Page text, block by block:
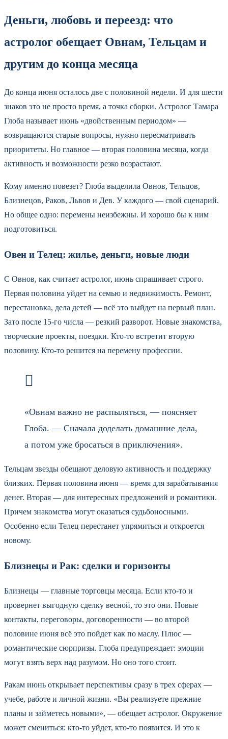
Деньги, любовь и переезд: что
астролог обещает Овнам, Тельцам и
другим до конца месяца
До конца июня осталось две с половиной недели. И для шести
знаков это не просто время, а точка сборки. Астролог Тамара
Глоба называет июнь «двойственным периодом» —
возвращаются старые вопросы, нужно пересматривать
приоритеты. Но главное — вторая половина месяца, когда
активность и возможности резко возрастают.
Кому именно повезет? Глоба выделила Овнов, Тельцов,
Близнецов, Раков, Львов и Дев. У каждого — свой сценарий.
Но общее одно: перемены неизбежны. И хорошо бы к ним
подготовиться.
Овен и Телец: жилье, деньги, новые люди
С Овнов, как считает астролог, июнь спрашивает строго.
Первая половина уйдет на семью и недвижимость. Ремонт,
перестановка, дела детей — всё это выйдет на первый план.
Зато после 15-го числа — резкий разворот. Новые знакомства,
творческие проекты, поездки. Кто-то встретит вторую
половину. Кто-то решится на перемену профессии.
«Овнам важно не распыляться, — поясняет
Глоба. — Сначала доделать домашние дела,
а потом уже бросаться в приключения».
Тельцам звезды обещают деловую активность и поддержку
близких. Первая половина июня — время для зарабатывания
денег. Вторая — для интересных предложений и романтики.
Причем знакомства могут оказаться судьбоносными.
Особенно если Телец перестанет упрямиться и откроется
новому.
Близнецы и Рак: сделки и горизонты
Близнецы — главные торговцы месяца. Если кто-то и
провернет выгодную сделку весной, то это они. Новые
контакты, переговоры, договоренности — во второй
половине июня всё это пойдет как по маслу. Плюс —
романтические сюрпризы. Глоба предупреждает: эмоции
могут взять верх над разумом. Но оно того стоит.
Ракам июнь открывает перспективы сразу в трех сферах —
учебе, работе и личной жизни. «Вы реализуете прежние
планы и займетесь новыми», — обещает астролог. Окружение
может смениться: кто-то уйдет, кто-то появится. И это к